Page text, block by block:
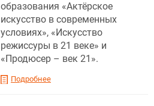
образования «Актёрское
искусство в современных
условиях», «Искусство
режиссуры в 21 веке» и
«Продюсер – век 21».
Подробнее